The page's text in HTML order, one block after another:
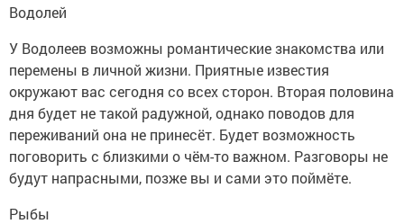
Водолей
У Водолеев возможны романтические знакомства или
перемены в личной жизни. Приятные известия
окружают вас сегодня со всех сторон. Вторая половина
дня будет не такой радужной, однако поводов для
переживаний она не принесёт. Будет возможность
поговорить с близкими о чём-то важном. Разговоры не
будут напрасными, позже вы и сами это поймёте.
Рыбы